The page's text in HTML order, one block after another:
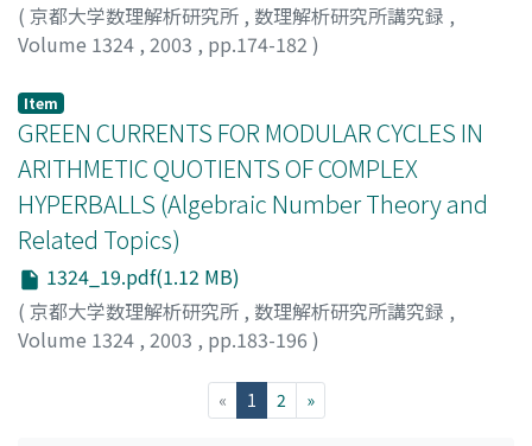
( 京都大学数理解析研究所 , 数理解析研究所講究録 ,
Volume 1324 , 2003 , pp.174-182 )
Item
GREEN CURRENTS FOR MODULAR CYCLES IN
ARITHMETIC QUOTIENTS OF COMPLEX
HYPERBALLS (Algebraic Number Theory and
Related Topics)
1324_19.pdf(1.12 MB)
( 京都大学数理解析研究所 , 数理解析研究所講究録 ,
Volume 1324 , 2003 , pp.183-196 )
« 1 (current)
2 »